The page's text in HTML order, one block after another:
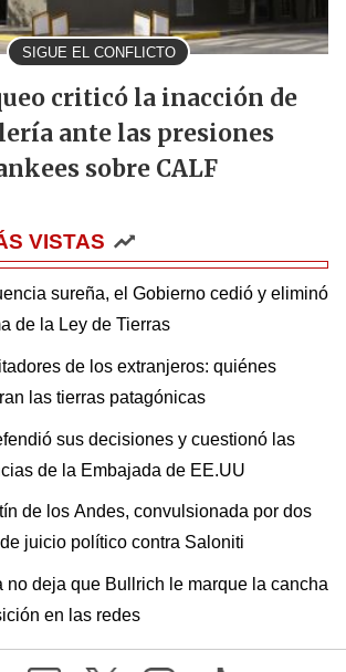
SIGUE EL CONFLICTO
criticó la inacción de
ante las presiones
sobre CALF
VISTAS
sureña, el Gobierno cedió y eliminó
de la Ley de Tierras
de los extranjeros: quiénes
las tierras patagónicas
sus decisiones y cuestionó las
de la Embajada de EE.UU
de los Andes, convulsionada por dos
juicio político contra Saloniti
no deja que Bullrich le marque la cancha
en las redes